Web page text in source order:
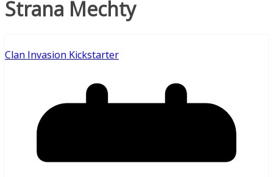
Strana Mechty
Clan Invasion Kickstarter